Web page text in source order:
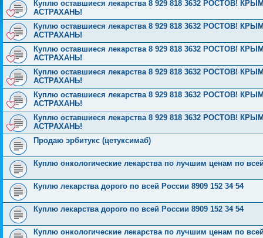
Куплю оставшиеся лекарства 8 929 818 3632 РОСТОВ!
АСТРАХАНЬ!
Куплю оставшиеся лекарства 8 929 818 3632 РОСТОВ!
АСТРАХАНЬ!
Куплю оставшиеся лекарства 8 929 818 3632 РОСТОВ!
АСТРАХАНЬ!
Куплю оставшиеся лекарства 8 929 818 3632 РОСТОВ!
АСТРАХАНЬ!
Куплю оставшиеся лекарства 8 929 818 3632 РОСТОВ!
АСТРАХАНЬ!
Куплю оставшиеся лекарства 8 929 818 3632 РОСТОВ!
АСТРАХАНЬ!
Продаю эрбитукс (цетуксимаб)
Куплю онкологические лекарства по лучшим ценам по
Куплю лекарства дорого по всей России 8909 152 34 54
Куплю лекарства дорого по всей России 8909 152 34 54
Куплю онкологические лекарства по лучшим ценам по